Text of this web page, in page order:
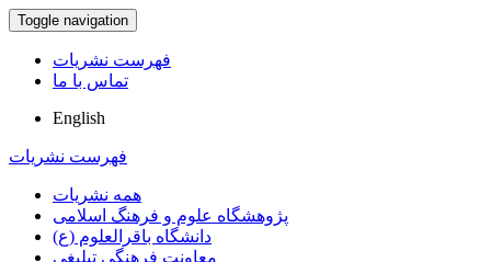
Toggle navigation
فهرست نشریات
تماس با ما
English
فهرست نشریات
همه نشریات
پژوهشگاه علوم و فرهنگ اسلامی
دانشگاه باقرالعلوم (ع)
معاونت فرهنگی تبلیغی